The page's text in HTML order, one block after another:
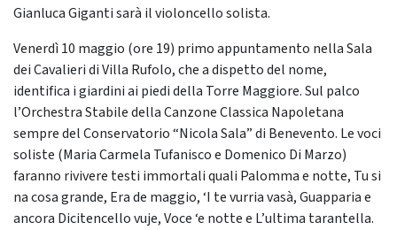
Gianluca Giganti sarà il violoncello solista.
Venerdì 10 maggio (ore 19) primo appuntamento nella Sala
dei Cavalieri di Villa Rufolo, che a dispetto del nome,
identifica i giardini ai piedi della Torre Maggiore. Sul palco
l’Orchestra Stabile della Canzone Classica Napoletana
sempre del Conservatorio “Nicola Sala” di Benevento. Le voci
soliste (Maria Carmela Tufanisco e Domenico Di Marzo)
faranno rivivere testi immortali quali Palomma e notte, Tu si
na cosa grande, Era de maggio, ‘I te vurria vasà, Guapparia e
ancora Dicitencello vuje, Voce ‘e notte e L’ultima tarantella.